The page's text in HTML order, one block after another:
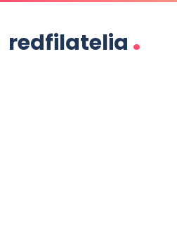
redfilatelia .